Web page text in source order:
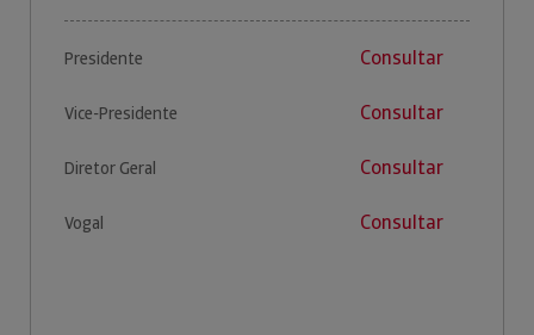
Presidente Consultar
Vice-Presidente Consultar
Diretor Geral Consultar
Vogal Consultar